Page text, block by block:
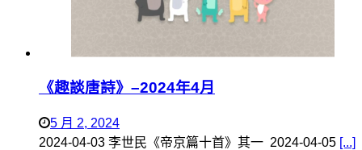
《趣談唐詩》–2024年4月
5 月 2, 2024
2024-04-03 李世民《帝京篇十首》其一 2024-04-05 [...]